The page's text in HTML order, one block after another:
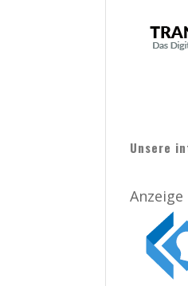
Unsere
Anzeige